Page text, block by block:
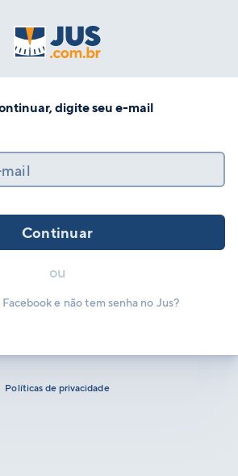
digite seu e-mail
Continuar
ou
e não tem senha no Jus?
Políticas de privacidade